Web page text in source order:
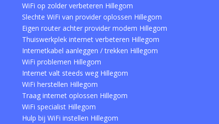
WiFi op zolder verbeteren Hillegom
Slechte WiFi van provider oplossen Hillegom
Eigen router achter provider modem Hillegom
Thuiswerkplek internet verbeteren Hillegom
Internetkabel aanleggen / trekken Hillegom
WiFi problemen Hillegom
Internet valt steeds weg Hillegom
WiFi herstellen Hillegom
Traag internet oplossen Hillegom
WiFi specialist Hillegom
Hulp bij WiFi instellen Hillegom